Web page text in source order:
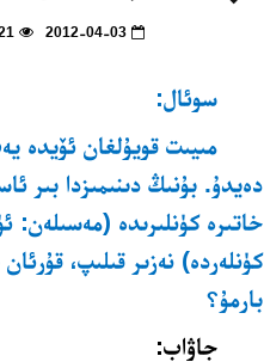
2012-04-03
سوئال:
مىيىت قويۇلغان ئۆيدە
دەيدۇ. بۇنىڭ دىنىمىزدا بىر
خاتىرە كۈنلىرىدە (مەسىلەن:
كۈنلەردە) نەزىر قىلىپ،
بارمۇ؟
جاۋاب: